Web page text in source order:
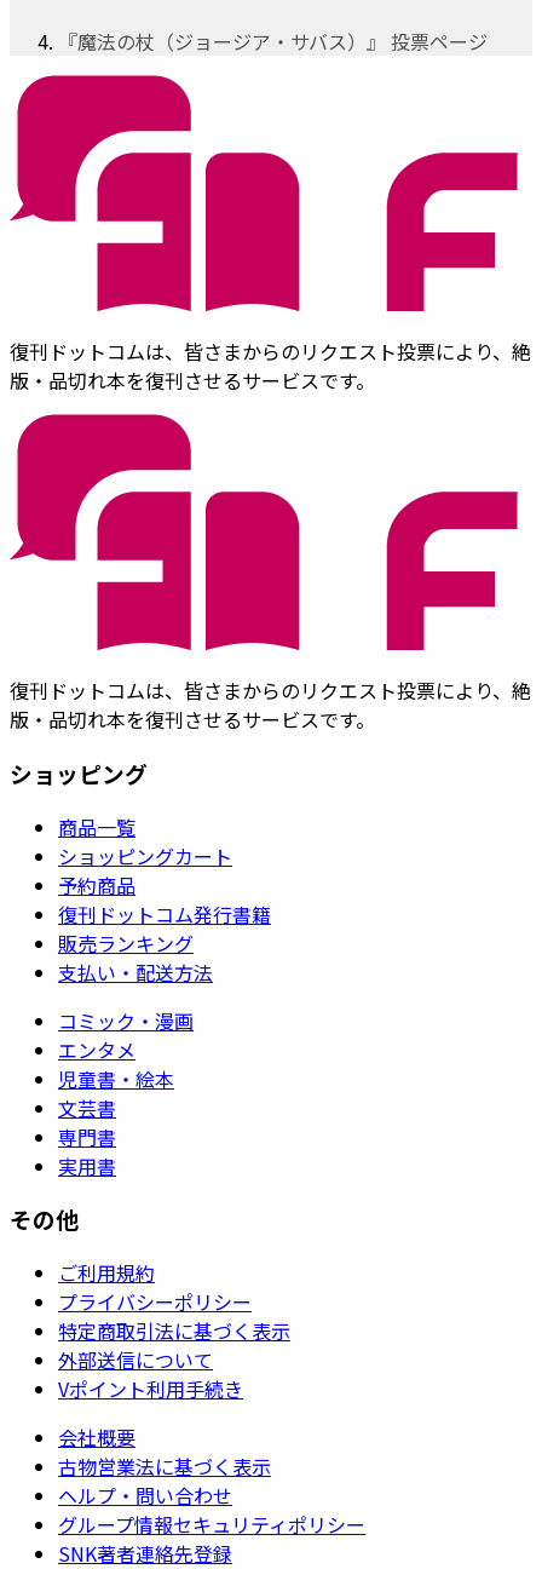
『魔法の杖（ジョージア・サバス）』 投票ページ
復刊ドットコムは、皆さまからのリクエスト投票により、絶
版・品切れ本を復刊させるサービスです。
復刊ドットコムは、皆さまからのリクエスト投票により、絶
版・品切れ本を復刊させるサービスです。
ショッピング
商品一覧
ショッピングカート
予約商品
復刊ドットコム発行書籍
販売ランキング
支払い・配送方法
コミック・漫画
エンタメ
児童書・絵本
文芸書
専門書
実用書
その他
ご利用規約
プライバシーポリシー
特定商取引法に基づく表示
外部送信について
Vポイント利用手続き
会社概要
古物営業法に基づく表示
ヘルプ・問い合わせ
グループ情報セキュリティポリシー
SNK著者連絡先登録